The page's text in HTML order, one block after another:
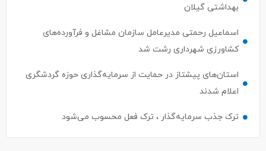
بهداشتی گیلان
اسماعیل رحمتی مدیرعامل سازمان مشاغل و فرآورده‌های
کشاورزی شهرداری رشت شد
استان‌های پیشتاز در حمایت از سرمایه‌گذاری حوزه گردشگری
اعلام شدند
ترک جذب سرمایه‌گذار ، ترک فعل محسوب می‌شود